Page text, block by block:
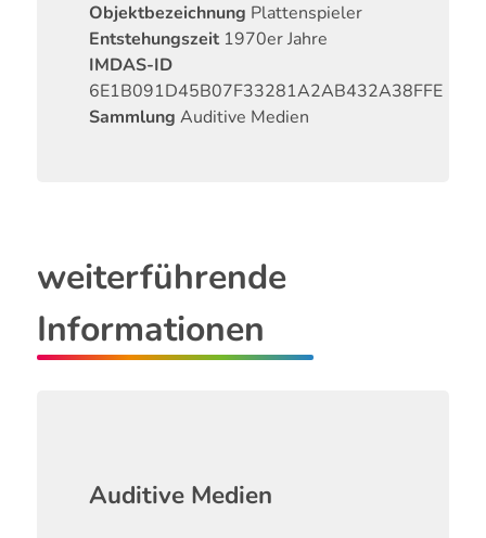
Objektbezeichnung Plattenspieler
Entstehungszeit 1970er Jahre
IMDAS-ID
6E1B091D45B07F33281A2AB432A38FFE
Sammlung Auditive Medien
weiterführende
Informationen
Auditive Medien